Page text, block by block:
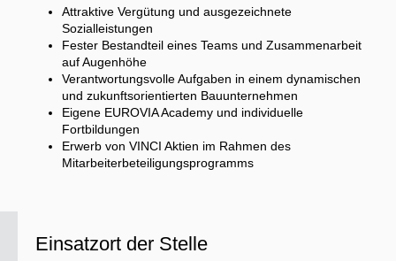
Attraktive Vergütung und ausgezeichnete
Sozialleistungen
Fester Bestandteil eines Teams und Zusammenarbeit
auf Augenhöhe
Verantwortungsvolle Aufgaben in einem dynamischen
und zukunftsorientierten Bauunternehmen
Eigene EUROVIA Academy und individuelle
Fortbildungen
Erwerb von VINCI Aktien im Rahmen des
Mitarbeiterbeteiligungsprogramms
Einsatzort der Stelle